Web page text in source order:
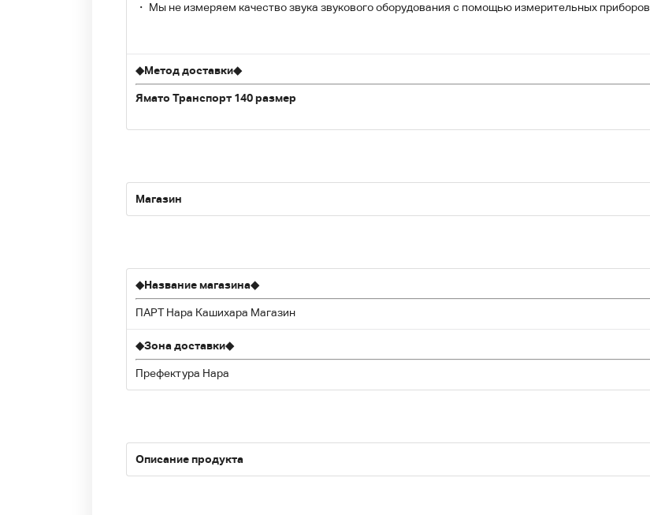
・ Мы не измеряем качество звука звукового оборудования с помощью измерительных приборов.
◆Метод доставки◆
Ямато Транспорт 140 размер
Магазин
◆Название магазина◆
ПАРТ Нара Кашихара Магазин
◆Зона доставки◆
Префектура Нара
Описание продукта